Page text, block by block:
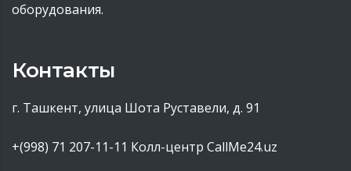
оборудования.
Контакты
г. Ташкент, улица Шота Руставели, д. 91
+(998) 71 207-11-11 Колл-центр CallMe24.uz